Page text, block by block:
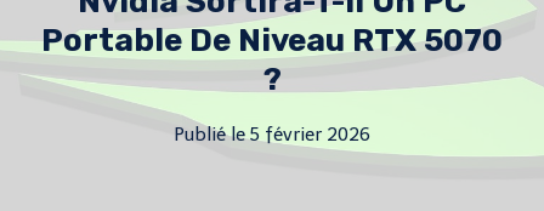
Portable De Niveau RTX 5070
?
Publié le5 février 2026